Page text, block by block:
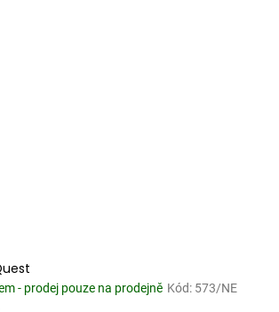
- prodej pouze na prodejně Kód: 573/NE